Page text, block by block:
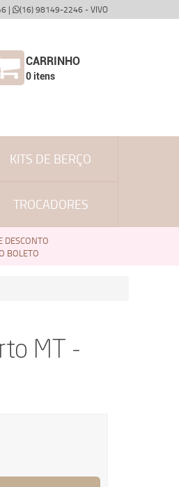
| (16) 98149-2246 - VIVO
CARRINHO
0itens
KITS DE BERÇO
TROCADORES
DESCONTO
BOLETO
MT -